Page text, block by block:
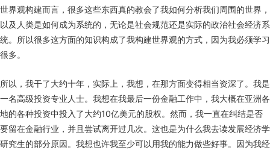
世界观构建而言，很多这些东西真的教会了我如何分析我们周围的世界，
以及人类是如何成为系统的，无论是社会规范还是实际的政治社会经济系
统。所以很多这方面的知识构成了我构建世界观的方式，因为我必须学习
很多。
所以，我干了大约十年，实际上，我想，在那方面变得相当资深了。我是
一名高级投资专业人士。我想在我最后一份金融工作中，我大概在亚洲各
地的各种投资中投入了大约10亿美元的股权。然而，我一直在纠结是否
要留在金融行业，并且尝试离开过几次。这也是为什么我去读发展经济学
研究生的部分原因。我想也许我至少可以用我的能力做些好事。因为我经